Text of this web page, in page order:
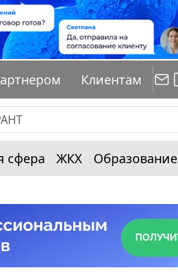
Клиентам
сфера ЖКХ Образование